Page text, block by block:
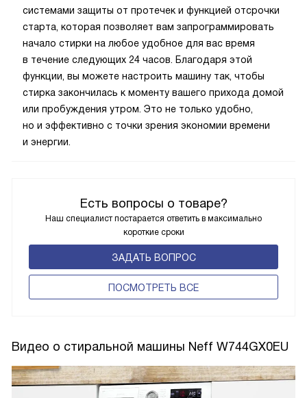
Есть вопросы о товаре?
Наш специалист постарается ответить в максимально
короткие сроки
ЗАДАТЬ ВОПРОС
ПОCМОТРЕТЬ ВСЕ
системами защиты от протечек и функцией отсрочки
старта, которая позволяет вам запрограммировать
начало стирки на любое удобное для вас время
в течение следующих 24 часов. Благодаря этой
функции, вы можете настроить машину так, чтобы
стирка закончилась к моменту вашего прихода домой
или пробуждения утром. Это не только удобно,
но и эффективно с точки зрения экономии времени
и энергии.
Видео о стиральной машины Neff W744GX0EU